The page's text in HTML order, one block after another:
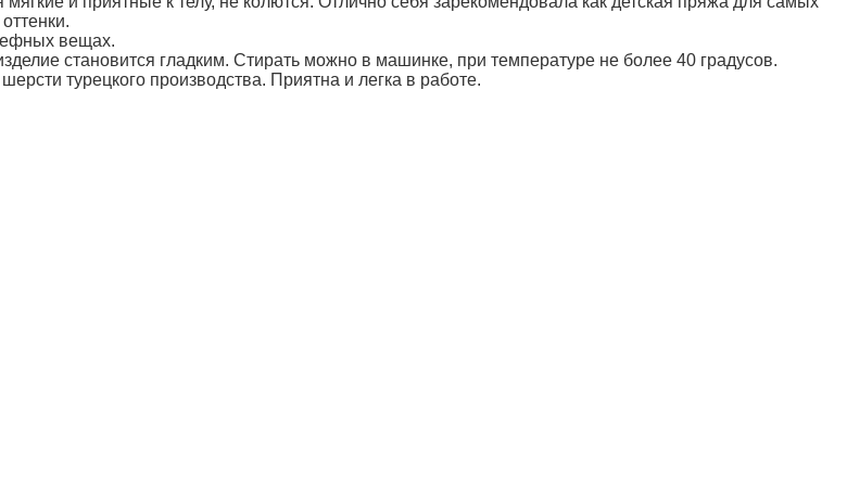
вещах.
становится гладким. Стирать можно в машинке, при температуре не более 40 градусов.
турецкого производства. Приятна и легка в работе.